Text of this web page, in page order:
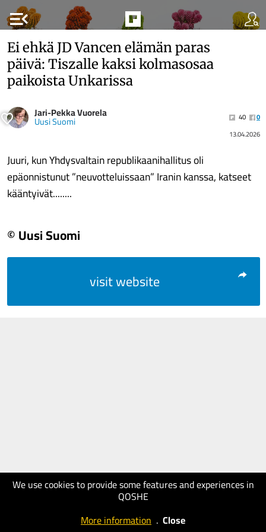
menu_open
We use cookies to provide some features and experiences in
QOSHE
More information . Close
Ei ehkä JD Vancen elämän paras
päivä: Tiszalle kaksi kolmasosaa
paikoista Unkarissa
Jari-Pekka Vuorela
Uusi Suomi 40
0
13.04.2026
Juuri, kun Yhdysvaltain republikaanihallitus oli
epäonnistunut ”neuvotteluissaan” Iranin kanssa, katseet
kääntyivät........
© Uusi Suomi
visit website